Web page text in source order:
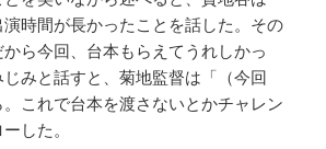
演時間が長かったことを話した。その
ら今回、台本もらえてうれしかっ
みと話すと、菊地監督は「（今回
これで台本を渡さないとかチャレン
した。